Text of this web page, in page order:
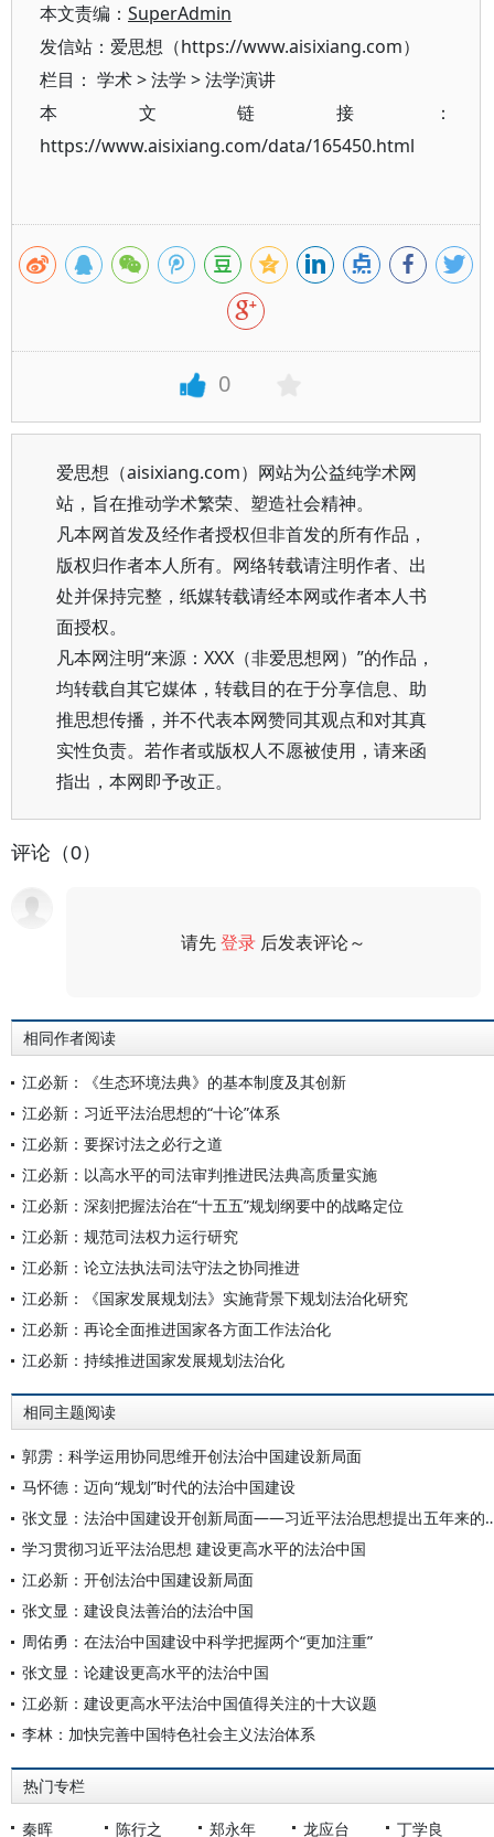
本文责编： SuperAdmin
发信站：爱思想（https://www.aisixiang.com）
栏目： 学术>法学 >法学演讲
本文链接：
https://www.aisixiang.com/data/165450.html
0
爱思想（aisixiang.com）网站为公益纯学术网
站，旨在推动学术繁荣、塑造社会精神。
凡本网首发及经作者授权但非首发的所有作品，
版权归作者本人所有。网络转载请注明作者、出
处并保持完整，纸媒转载请经本网或作者本人书
面授权。
凡本网注明“来源：XXX（非爱思想网）”的作品，
均转载自其它媒体，转载目的在于分享信息、助
推思想传播，并不代表本网赞同其观点和对其真
实性负责。若作者或版权人不愿被使用，请来函
指出，本网即予改正。
评论（0）
请先登录 后发表评论～
相同作者阅读
江必新：《生态环境法典》的基本制度及其创新
江必新：习近平法治思想的“十论”体系
江必新：要探讨法之必行之道
江必新：以高水平的司法审判推进民法典高质量实施
江必新：深刻把握法治在“十五五”规划纲要中的战略定位
江必新：规范司法权力运行研究
江必新：论立法执法司法守法之协同推进
江必新：《国家发展规划法》实施背景下规划法治化研究
江必新：再论全面推进国家各方面工作法治化
江必新：持续推进国家发展规划法治化
相同主题阅读
郭雳：科学运用协同思维开创法治中国建设新局面
马怀德：迈向“规划”时代的法治中国建设
张文显：法治中国建设开创新局
学习贯彻习近平法治思想 建设更高水平的法治中国
江必新：开创法治中国建设新局面
张文显：建设良法善治的法治中国
周佑勇：在法治中国建设中科学把握两个“更加注重”
张文显：论建设更高水平的法治中国
江必新：建设更高水平法治中国值得关注的十大议题
李林：加快完善中国特色社会主义法治体系
热门专栏
秦晖 陈行之 郑永年 龙应台 丁学良